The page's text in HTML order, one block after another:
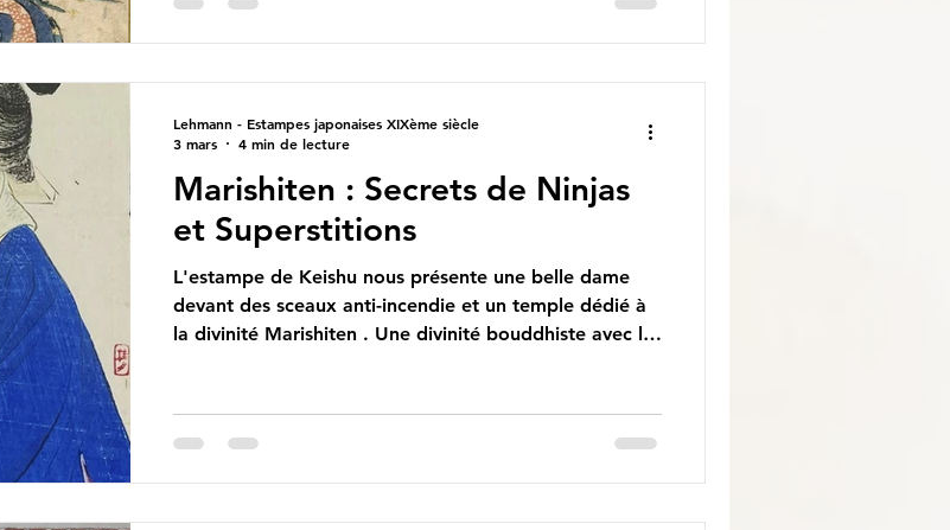
sanctuaire et de ces divinités dévoile des facettes très
complexes du Shintoïsme, et la frontière floue entre le
Marishiten : Secrets de Ninjas
et Superstitions
L'estampe de Keishu nous présente une belle dame
devant des sceaux anti-incendie et un temple dédié à
la divinité Marishiten . Une divinité bouddhiste avec le
Marishiten signifie "brume de chaleur, lumière du soleil
ou clair de lune" . La brume de chaleur étant
Lehmann - Estampes japonaises XIXème siècle
3 mars
4 min de lecture